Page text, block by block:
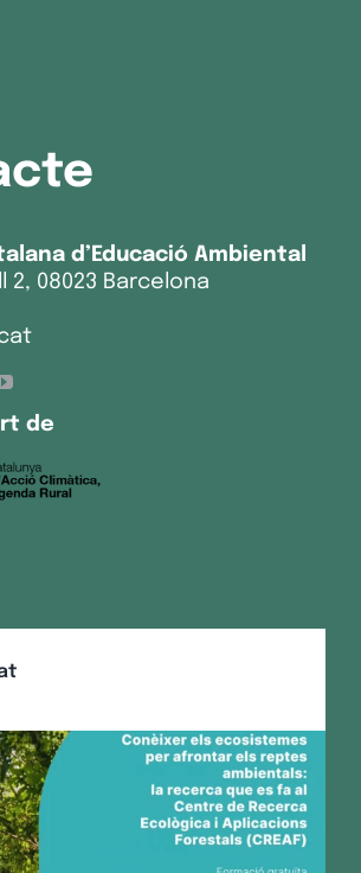
d’Educació Ambiental
2, 08023 Barcelona
de